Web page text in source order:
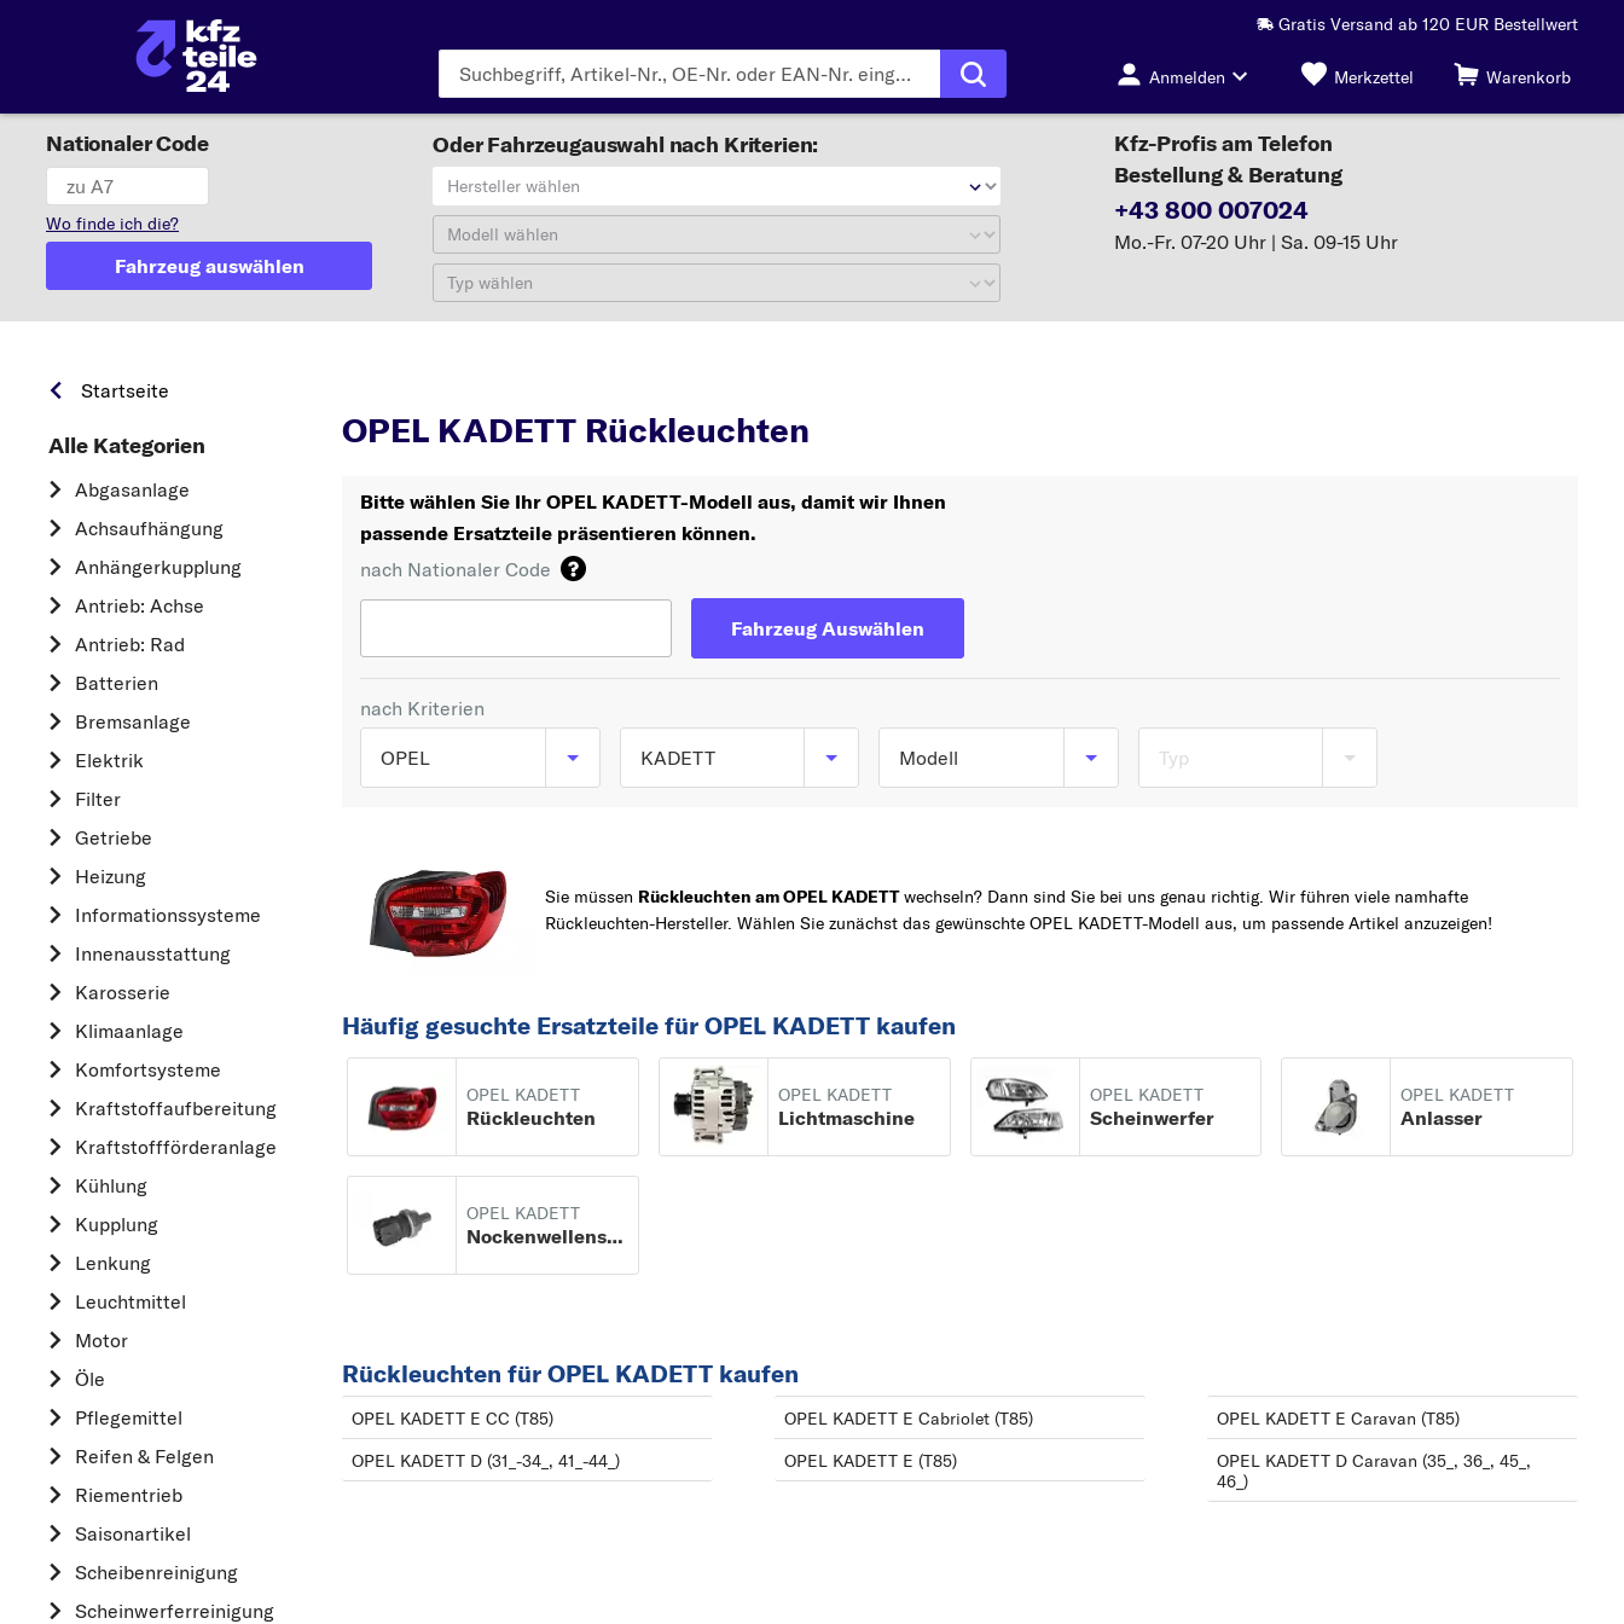
Gratis Versand ab 120 EUR Bestellwert
Anmelden Merkzettel Warenkorb
Nationaler Code
Wo finde ich die?
Fahrzeug auswählen
Oder Fahrzeugauswahl nach Kriterien:
Hersteller wählen
Modell wählen
Typ wählen
Kfz-Profis am Telefon
Bestellung & Beratung
+43 800 007024
Mo.-Fr. 07-20 Uhr | Sa. 09-15 Uhr
Startseite
Alle Kategorien
Abgasanlage
Achsaufhängung
Anhängerkupplung
Antrieb: Achse
Antrieb: Rad
Batterien
Bremsanlage
Elektrik
Filter
Getriebe
Heizung
Informationssysteme
Innenausstattung
Karosserie
Klimaanlage
Komfortsysteme
Kraftstoff­aufbereitung
Kraftstoff­förderanlage
Kühlung
Kupplung
Lenkung
Leuchtmittel
Motor
Öle
Pflegemittel
Reifen & Felgen
Riementrieb
Saisonartikel
Scheibenreinigung
Scheinwerferreinigung
OPEL KADETT Rückleuchten
Bitte wählen Sie Ihr OPEL KADETT-Modell aus, damit wir Ihnen
passende Ersatzteile präsentieren können.
nach Nationaler Code
Fahrzeug Auswählen
nach Kriterien
OPEL
OPEL
MERCEDES-BENZ
FORD
A
AUDI
C
DACIA
DAIHATSU
F
FIAT
KADETT
CORSA
MERIVA
A
ADAM
AGILA
ASCONA
CORSA
INSIGNIA
K
Modell
bis 08/1984
KADETT D Caravan
KADETT E (T85) ab
KADETT E Cabriolet
(T85) ab 10/1986 bis
08/1991
Typ
Sie müssen Rückleuchten am OPEL KADETTwechseln? Dann sind Sie bei uns genau richtig. Wir führen viele namhafte
Rückleuchten-Hersteller. Wählen Sie zunächst das gewünschte OPEL KADETT-Modell aus, um passende Artikel anzuzeigen!
Häufig gesuchte Ersatzteile für OPEL KADETT kaufen
OPEL KADETT
Rückleuchten
OPEL KADETT
Lichtmaschine
OPEL KADETT
Scheinwerfer
OPEL KADETT
Anlasser
OPEL KADETT
Nockenwellensensor
Rückleuchten für OPEL KADETT kaufen
OPEL KADETT E CC (T85)
OPEL KADETT D (31_-34_, 41_-44_)
OPEL KADETT E Cabriolet (T85)
OPEL KADETT E (T85)
OPEL KADETT E Caravan (T85)
OPEL KADETT D Caravan (35_, 36_, 45_,
46_)